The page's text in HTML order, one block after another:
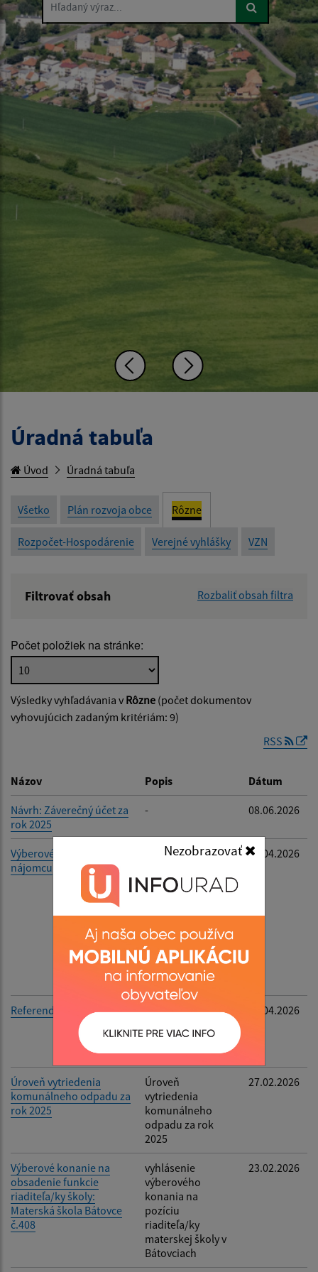
Nezobrazovať
Úradná tabuľa
Úvod Úradná tabuľa
Všetko Plán rozvoja obce Rôzne
Rozpočet-Hospodárenie Verejné vyhlášky VZN
Filtrovať obsah Rozbaliť obsah filtra
Popis:
Dátum zverejnenia od:
Počet položiek na stránke:
Výsledky vyhľadávania v Rôzne (počet dokumentov
vyhovujúcich zadaným kritériám: 9)
RSS
Názov Popis Dátum
Návrh: Záverečný účet za
rok 2025
- 08.06.2026
Výberové konanie na
nájomcu
Výberové konanie
lesný porast
Pozemkovo-
urbarialistov-
Pozemkové
spoločenstvo
Bátovce
23.04.2026
Referendum
informácia o
práva hlasovať v
referende
22.04.2026
Úroveň vytriedenia
komunálneho odpadu za
rok 2025
Úroveň
vytriedenia
komunálneho
odpadu za rok
2025
27.02.2026
Výberové konanie na
obsadenie funkcie
riaditeľa/ky školy:
Materská škola Bátovce
č.408
vyhlásenie
výberového
konania na
pozíciu
riaditeľa/ky
materskej školy v
Bátovciach
23.02.2026